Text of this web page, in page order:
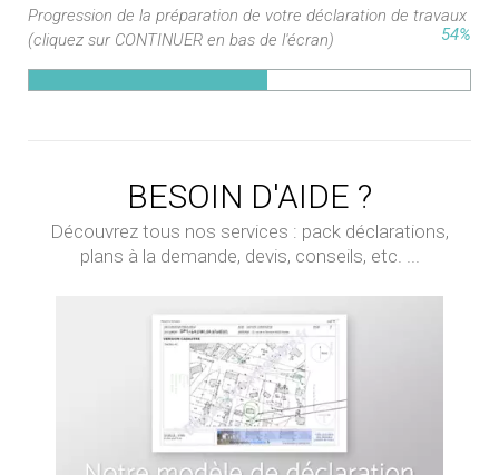
Progression de la préparation de votre déclaration de travaux
(cliquez sur CONTINUER en bas de l'écran)
54%
BESOIN D'AIDE ?
Découvrez tous nos services : pack déclarations,
plans à la demande, devis, conseils, etc. ...